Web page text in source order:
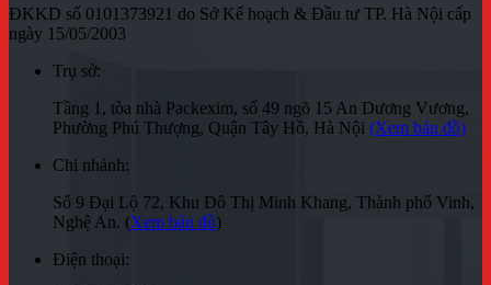
ĐKKD số 0101373921 do Sở Kế hoạch & Đầu tư TP. Hà Nội cấp
ngày 15/05/2003
Trụ sở:
Tầng 1, tòa nhà Packexim, số 49 ngõ 15 An Dương Vương,
Phường Phú Thượng, Quận Tây Hồ, Hà Nội (Xem bản đồ)
Chi nhánh:
Số 9 Đại Lộ 72, Khu Đô Thị Minh Khang, Thành phố Vinh,
Nghệ An. (Xem bản đồ)
Điện thoại: